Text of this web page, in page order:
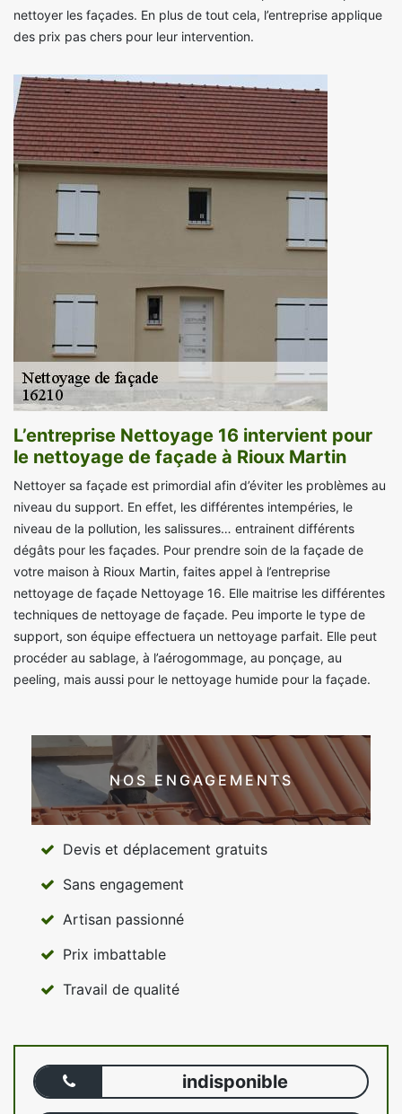
nettoyer les façades. En plus de tout cela, l’entreprise applique
des prix pas chers pour leur intervention.
L’entreprise Nettoyage 16 intervient pour
le nettoyage de façade à Rioux Martin
Nettoyer sa façade est primordial afin d’éviter les problèmes au
niveau du support. En effet, les différentes intempéries, le
niveau de la pollution, les salissures… entrainent différents
dégâts pour les façades. Pour prendre soin de la façade de
votre maison à Rioux Martin, faites appel à l’entreprise
nettoyage de façade Nettoyage 16. Elle maitrise les différentes
techniques de nettoyage de façade. Peu importe le type de
support, son équipe effectuera un nettoyage parfait. Elle peut
procéder au sablage, à l’aérogommage, au ponçage, au
peeling, mais aussi pour le nettoyage humide pour la façade.
NOS ENGAGEMENTS
Devis et déplacement gratuits
Sans engagement
Artisan passionné
Prix imbattable
Travail de qualité
indisponible